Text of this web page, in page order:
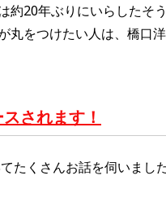
20年ぶりにいらしたそ
丸をつけたい人は、橋口
されます！
たくさんお話を伺いまし